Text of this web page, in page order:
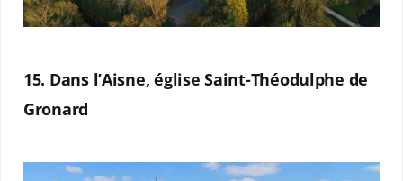
15. Dans l’Aisne, église Saint-Théodulphe de
Gronard